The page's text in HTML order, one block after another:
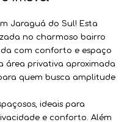
Jaraguá do Sul! Esta
no charmoso bairro
com conforto e espaço
área privativa aproximada
quem busca amplitude
, ideais para
e conforto. Além